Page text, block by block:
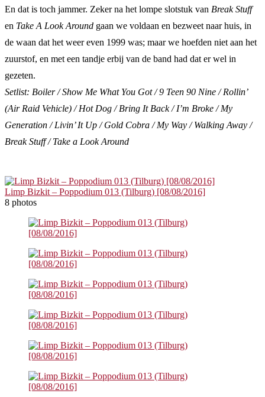
En dat is toch jammer. Zeker na het lompe slotstuk van Break Stuff
en Take A Look Around gaan we voldaan en bezweet naar huis, in
de waan dat het weer even 1999 was; maar we hoefden niet aan het
zuurstof, en met een tandje erbij van de band had dat er wel in
gezeten.
Setlist: Boiler / Show Me What You Got / 9 Teen 90 Nine / Rollin’
(Air Raid Vehicle) / Hot Dog / Bring It Back / I’m Broke / My
Generation / Livin’ It Up / Gold Cobra / My Way / Walking Away /
Break Stuff / Take a Look Around
Limp Bizkit – Poppodium 013 (Tilburg) [08/08/2016]
8 photos